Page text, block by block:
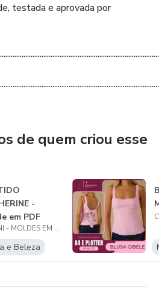
plataforma
testada e aprovada por
de quem criou esse
-
em PDF
CASINI - MOLDES EM PDF
e Beleza